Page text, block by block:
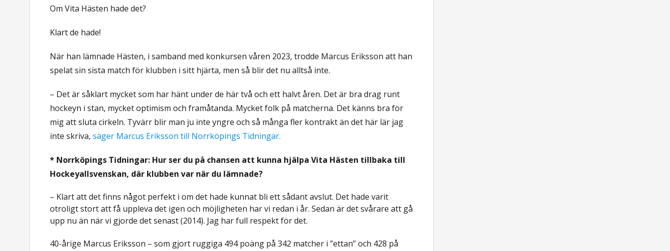
Om Vita Hästen hade det?
Klart de hade!
När han lämnade Hästen, i samband med konkursen våren 2023, trodde Marcus Eriksson att han
spelat sin sista match för klubben i sitt hjärta, men så blir det nu alltså inte.
– Det är såklart mycket som har hänt under de här två och ett halvt åren. Det är bra drag runt
hockeyn i stan, mycket optimism och framåtanda. Mycket folk på matcherna. Det känns bra för
mig att sluta cirkeln. Tyvärr blir man ju inte yngre och så många fler kontrakt än det här lär jag
inte skriva,säger Marcus Eriksson till Norrköpings Tidningar.
* Norrköpings Tidningar: Hur ser du på chansen att kunna hjälpa Vita Hästen tillbaka till
Hockeyallsvenskan, där klubben var när du lämnade?
– Klart att det finns något perfekt i om det hade kunnat bli ett sådant avslut. Det hade varit
otroligt stort att få uppleva det igen och möjligheten har vi redan i år. Sedan är det svårare att gå
upp nu än när vi gjorde det senast (2014). Jag har full respekt för det.
40-årige Marcus Eriksson – som gjort ruggiga 494 poäng på 342 matcher i ”ettan” och 428 på